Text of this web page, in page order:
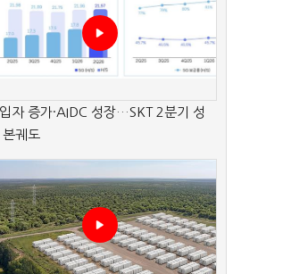
자 증가·AIDC 성장…SKT 2분기 성
본궤도